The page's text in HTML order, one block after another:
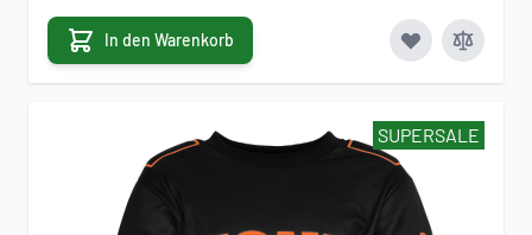
In den Warenkorb
SUPERSALE